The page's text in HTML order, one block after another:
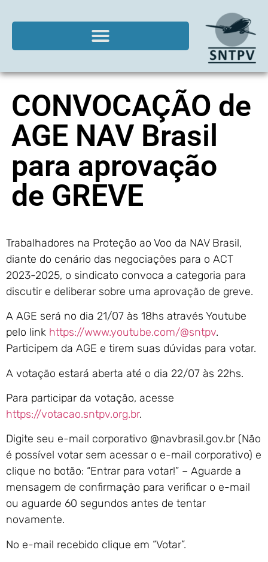
CONVOCAÇÃO de
AGE NAV Brasil
para aprovação
de GREVE
Trabalhadores na Proteção ao Voo da NAV Brasil,
diante do cenário das negociações para o ACT
2023-2025, o sindicato convoca a categoria para
discutir e deliberar sobre uma aprovação de greve.
A AGE será no dia 21/07 às 18hs através Youtube
pelo link https://www.youtube.com/@sntpv.
Participem da AGE e tirem suas dúvidas para votar.
A votação estará aberta até o dia 22/07 às 22hs.
Para participar da votação, acesse
https://votacao.sntpv.org.br.
Digite seu e-mail corporativo @navbrasil.gov.br (Não
é possível votar sem acessar o e-mail corporativo) e
clique no botão: “Entrar para votar!” – Aguarde a
mensagem de confirmação para verificar o e-mail
ou aguarde 60 segundos antes de tentar
novamente.
No e-mail recebido clique em “Votar”.